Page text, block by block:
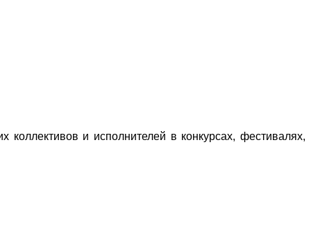
коллективов и исполнителей в конкурсах, фестивалях,